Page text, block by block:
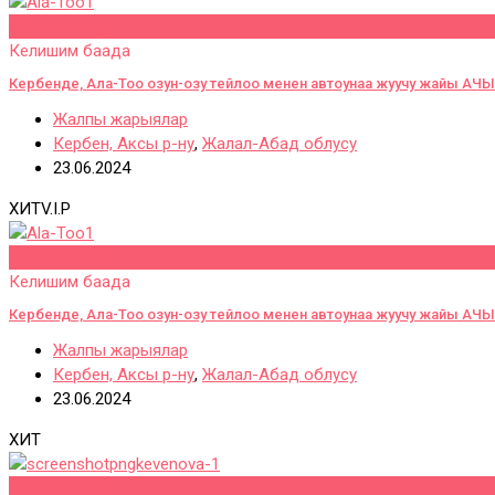
Келишим баада
Кербенде, Ала-Тоо озун-озу тейлоо менен автоунаа жуучу жайы
Жалпы жарыялар
Кербен, Аксы р-ну, Жалал-Абад облусу
23.06.2024
ХИТV.I.P
Келишим баада
Кербенде, Ала-Тоо озун-озу тейлоо менен автоунаа жуучу жайы
Жалпы жарыялар
Кербен, Аксы р-ну, Жалал-Абад облусу
23.06.2024
ХИТ